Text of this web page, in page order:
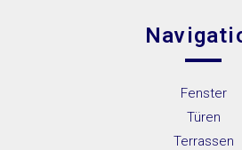
Fenster
Türen
Terrassen